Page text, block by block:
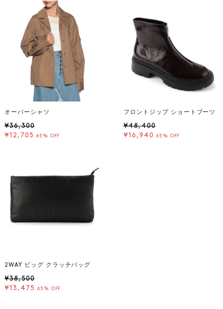
オーバーシャツ
¥36,300
¥12,705
65% OFF
フロントジップ ショートブーツ
¥48,400
¥16,940
65% OFF
2WAY ビッグ クラッチバッグ
¥38,500
¥13,475
65% OFF